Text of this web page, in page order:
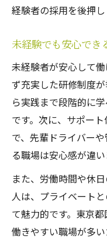
軽貨物配送で収
ト
未経験から
高収入を目
軽貨物求人
出来高制軽
自由な生活を実
働き方の自
直行直帰
副業やWワ
経験者の採用を後押し
未経験でも安心でき
未経験者が安心して
ず充実した研修制度
ら実践まで段階的に
です。次に、サポー
で、先輩ドライバー
る職場は安心感が違い
また、労働時間や休
人は、プライベート
て魅力的です。東京
働きやすい職場が多